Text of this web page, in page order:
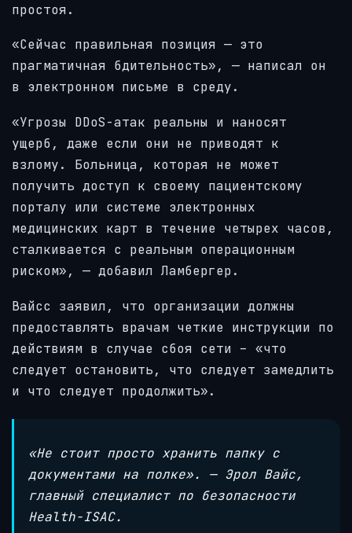
простоя.
«Сейчас правильная позиция — это
прагматичная бдительность», — написал он
в электронном письме в среду.
«Угрозы DDoS-атак реальны и наносят
ущерб, даже если они не приводят к
взлому. Больница, которая не может
получить доступ к своему пациентскому
порталу или системе электронных
медицинских карт в течение четырех часов,
сталкивается с реальным операционным
риском», — добавил Ламбергер.
Вайсс заявил, что организации должны
предоставлять врачам четкие инструкции по
действиям в случае сбоя сети – «что
следует остановить, что следует замедлить
и что следует продолжить».
«Не стоит просто хранить папку с
документами на полке». — Эрол Вайс,
главный специалист по безопасности
Health-ISAC.